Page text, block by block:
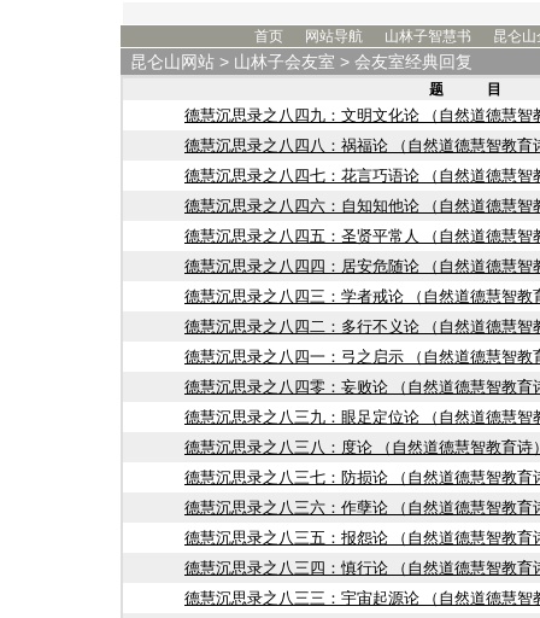
首页 网站导航 山林子智慧书 昆仑
昆仑山网站 > 山林子会友室 > 会友室经典回复
题 目
德慧沉思录之八四九：文明文化论 （自然道德慧智
德慧沉思录之八四八：祸福论 （自然道德慧智教育
德慧沉思录之八四七：花言巧语论 （自然道德慧智
德慧沉思录之八四六：自知知他论 （自然道德慧智
德慧沉思录之八四五：圣贤平常人 （自然道德慧智
德慧沉思录之八四四：居安危随论 （自然道德慧智
德慧沉思录之八四三：学者戒论 （自然道德慧智教
德慧沉思录之八四二：多行不义论 （自然道德慧智
德慧沉思录之八四一：弓之启示 （自然道德慧智教
德慧沉思录之八四零：妄败论 （自然道德慧智教育
德慧沉思录之八三九：眼足定位论 （自然道德慧智
德慧沉思录之八三八：度论 （自然道德慧智教育诗
德慧沉思录之八三七：防损论 （自然道德慧智教育
德慧沉思录之八三六：作孽论 （自然道德慧智教育
德慧沉思录之八三五：报怨论 （自然道德慧智教育
德慧沉思录之八三四：慎行论 （自然道德慧智教育
德慧沉思录之八三三：宇宙起源论 （自然道德慧智